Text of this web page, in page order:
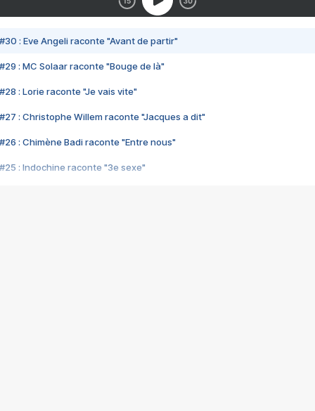
#30 : Eve Angeli raconte "Avant de partir"
#29 : MC Solaar raconte "Bouge de là"
#28 : Lorie raconte "Je vais vite"
#27 : Christophe Willem raconte "Jacques a dit"
#26 : Chimène Badi raconte "Entre nous"
#25 : Indochine raconte "3e sexe"